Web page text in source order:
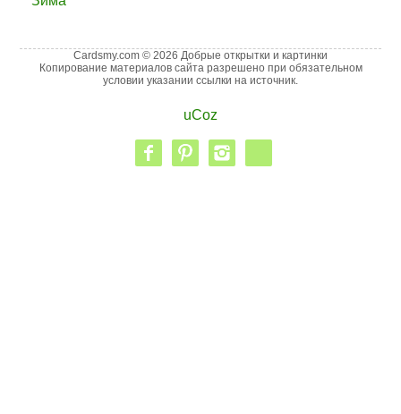
Cardsmy.com © 2026 Добрые открытки и картинки
Копирование материалов сайта разрешено при обязательном
условии указании ссылки на источник.
uCoz
facebookpinterest